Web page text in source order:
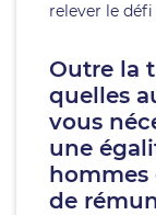
relever le
Outre la
quelles
vous
une
hommes
de